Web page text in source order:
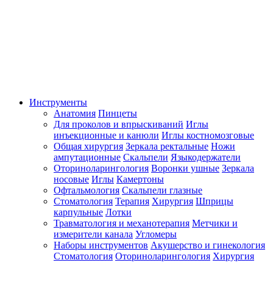
Инструменты
Анатомия Пинцеты
Для проколов и впрыскиваний Иглы
инъекционные и канюли Иглы костномозговые
Общая хирургия Зеркала ректальные Ножи
ампутационные Скальпели Языкодержатели
Оториноларингология Воронки ушные Зеркала
носовые Иглы Камертоны
Офтальмология Скальпели глазные
Стоматология Терапия Хирургия Шприцы
карпульные Лотки
Травматология и механотерапия Метчики и
измерители канала Угломеры
Наборы инструментов Акушерство и гинекология
Стоматология Оториноларингология Хирургия